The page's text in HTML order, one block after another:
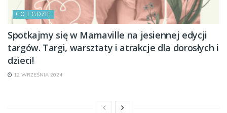
CO I GDZIE
Spotkajmy się w Mamaville na jesiennej edycji
targów. Targi, warsztaty i atrakcje dla dorosłych i
dzieci!
12 WRZEŚNIA 2024